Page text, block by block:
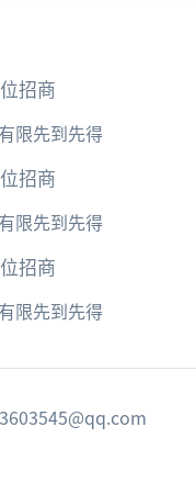
招商
限先到先得
招商
限先到先得
招商
限先到先得